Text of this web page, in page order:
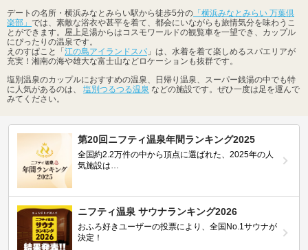
デートの名所・横浜みなとみらい駅から徒歩5分の 「横浜みなとみらい 万葉倶
楽部」 では、素敵な浴衣や甚平を着て、都会にいながらも旅情気分を味わうこ
とができます。屋上足湯からはコスモワールドの観覧車を一望でき、カップル
にぴったりの温泉です。
えのすぱこと「 江の島アイランドスパ 」は、水着を着て楽しめるスパエリアが
充実！湘南の海や雄大な富士山などロケーションも抜群です。
塩別温泉のカップルにおすすめの温泉、日帰り温泉、スーパー銭湯の中でも特
に人気があるのは、 塩別つるつる温泉 などの施設です。ぜひ一度は足を運んで
みてください。
第20回ニフティ温泉年間ランキング2025
全国約2.2万件の中から頂点に選ばれた、2025年の人
気施設は…
ニフティ温泉 サウナランキング2026
おふろ好きユーザーの投票により、全国No.1サウナが
決定！